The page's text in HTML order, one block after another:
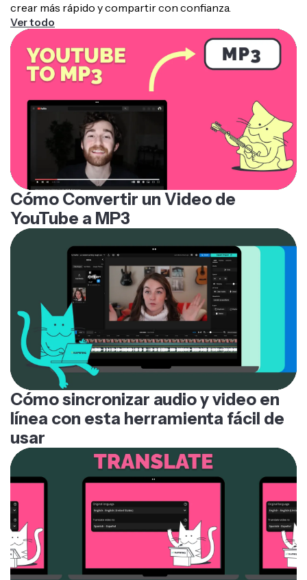
crear más rápido y compartir con confianza.
Ver todo
Cómo Convertir un Video de
YouTube a MP3
Cómo sincronizar audio y video en
línea con esta herramienta fácil de
usar